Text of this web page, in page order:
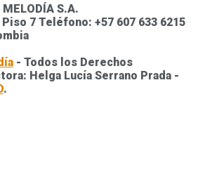
S.A.
7 Teléfono: +57 607 633 6215
- Todos los Derechos
Helga Lucía Serrano Prada -
.